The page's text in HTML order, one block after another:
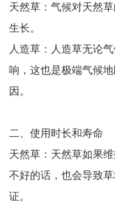
天然草：气候对天然
生长。
人造草 ：人造草无论
响，这也是极端气候
因。
二、使用时长和寿命
天然草：天然草如果
不好的话，也会导致
证。